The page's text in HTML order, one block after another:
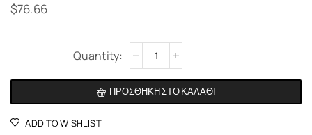
$76.66
ΠΡΟΣΘΉΚΗ ΣΤΟ ΚΑΛΆΘΙ
Alternative:
ADD TO WISHLIST